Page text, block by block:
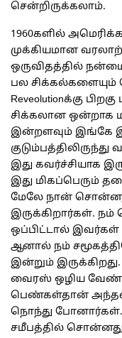
சென்றிருக்கலாம்.
1960களில்
முக்கியமான
ஒருவிதத்தில்
பல சிக்கல்களையும்
Reveolutionக்கு
சிக்கலான ஒன்றாக
இன்றளவும் இங்கே
இது கவர்ச்சியாக
இது மிகப்பெரும்
மேலே நான்
இருக்கிறார்கள். நம்
ஒப்பிட்டால் இவர்கள்
ஆனால் நம்
இன்றும்
வைரஸ் ஒழிய
பெண்கள்தான்
நொந்து
சமீபத்தில் சொன்னது